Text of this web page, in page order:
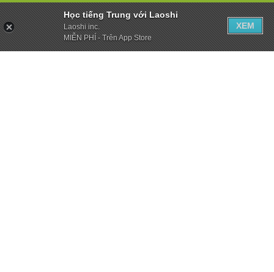
Học tiếng Trung với Laoshi
Laoshi inc.
MIỄN PHÍ - Trên App Store
XEM